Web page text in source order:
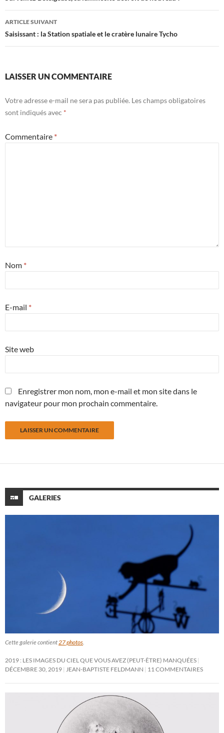
articles
ARTICLE SUIVANT
Saisissant : la Station spatiale et le cratère lunaire Tycho
LAISSER UN COMMENTAIRE
Votre adresse e-mail ne sera pas publiée. Les champs obligatoires
sont indiqués avec *
Commentaire *
Nom *
E-mail *
Site web
Enregistrer mon nom, mon e-mail et mon site dans le
navigateur pour mon prochain commentaire.
GALERIES
Cette galerie contient 27 photos
2019 : LES IMAGES DU CIEL QUE VOUS AVEZ (PEUT-ÊTRE) MANQUÉES
DÉCEMBRE 30, 2019
JEAN-BAPTISTE FELDMANN 11 COMMENTAIRES